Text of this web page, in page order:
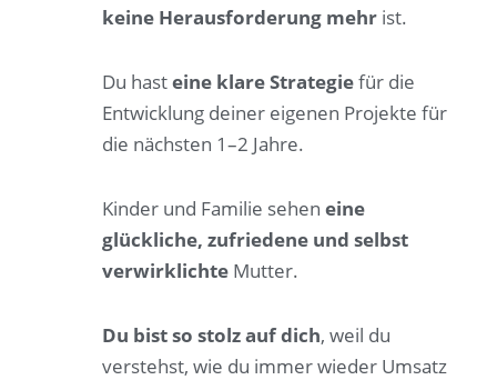
keine Herausforderung mehrist.
Du hasteine klare Strategiefür die
Entwicklung deiner eigenen Projekte für
die nächsten 1–2 Jahre.
Kinder und Familie sehen eine
glückliche, zufriedene und selbst
verwirklichteMutter.
Du bist so stolz auf dich, weil du
verstehst, wie du immer wieder Umsatz